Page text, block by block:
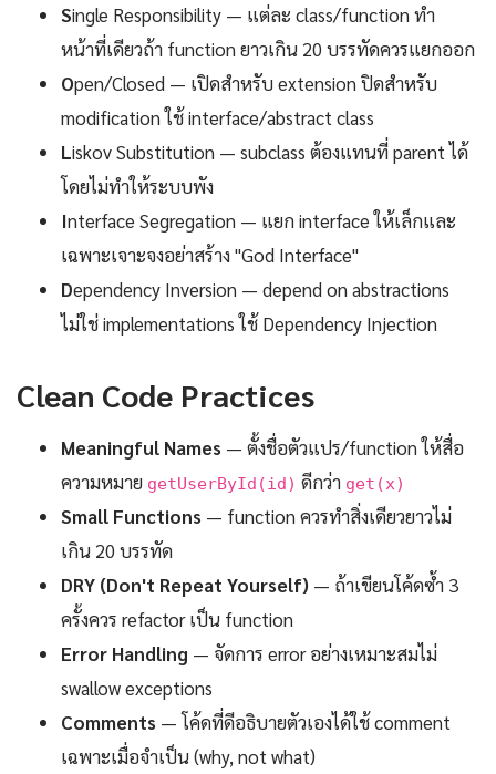
Single Responsibility — แต่ละ class/function ทำ
หน้าที่เดียวถ้า function ยาวเกิน 20 บรรทัดควรแยกออก
Open/Closed — เปิดสำหรับ extension ปิดสำหรับ
modification ใช้ interface/abstract class
Liskov Substitution — subclass ต้องแทนที่ parent ได้
โดยไม่ทำให้ระบบพัง
Interface Segregation — แยก interface ให้เล็กและ
เฉพาะเจาะจงอย่าสร้าง "God Interface"
Dependency Inversion — depend on abstractions
ไม่ใช่ implementations ใช้ Dependency Injection
Clean Code Practices
Meaningful Names — ตั้งชื่อตัวแปร/function ให้สื่อ
ความหมาย getUserById(id) ดีกว่า get(x)
Small Functions — function ควรทำสิ่งเดียวยาวไม่
เกิน 20 บรรทัด
DRY (Don't Repeat Yourself) — ถ้าเขียนโค้ดซ้ำ 3
ครั้งควร refactor เป็น function
Error Handling — จัดการ error อย่างเหมาะสมไม่
swallow exceptions
Comments — โค้ดที่ดีอธิบายตัวเองได้ใช้ comment
เฉพาะเมื่อจำเป็น (why, not what)